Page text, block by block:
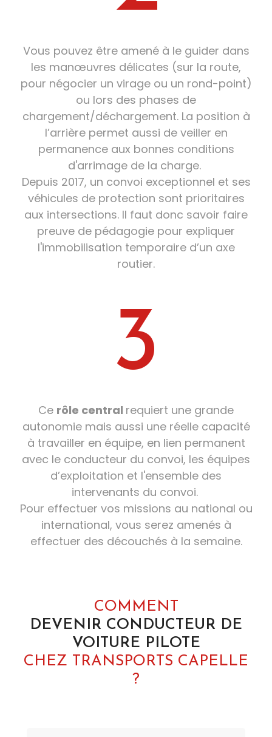
Vous pouvez être amené à le guider dans
les manœuvres délicates (sur la route,
pour négocier un virage ou un rond-point)
ou lors des phases de
chargement/déchargement. La position à
l’arrière permet aussi de veiller en
permanence aux bonnes conditions
d'arrimage de la charge.
Depuis 2017, un convoi exceptionnel et ses
véhicules de protection sont prioritaires
aux intersections. Il faut donc savoir faire
preuve de pédagogie pour expliquer
l'immobilisation temporaire d’un axe
routier.
3
Ce rôle central requiert une grande
autonomie mais aussi une réelle capacité
à travailler en équipe, en lien permanent
avec le conducteur du convoi, les équipes
d’exploitation et l'ensemble des
intervenants du convoi.
Pour effectuer vos missions au national ou
international, vous serez amenés à
effectuer des découchés à la semaine.
COMMENT
DEVENIR CONDUCTEUR DE
VOITURE PILOTE
CHEZ TRANSPORTS CAPELLE
?